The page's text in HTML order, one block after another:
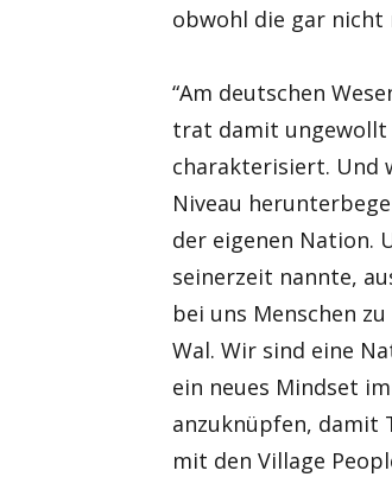
obwohl die gar
“Am deutschen
trat damit ungewollt
charakterisiert. Und
Niveau
der eigenen Nation.
seinerzeit nannte,
bei uns Menschen
Wal. Wir sind eine
ein neues Mindset
anzuknüpfen, damit
mit den Village